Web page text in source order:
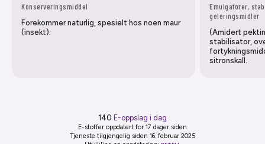
Konserveringsmiddel
Forekommer naturlig, spesielt hos noen maur
(insekt).
Emulgatorer,
geleringsmidler
(Amidert
stabilisator,
sitronskall.
140 E-oppslag i dag
E-stoffer oppdatert for 17 dager siden
Tjeneste tilgjengelig siden 16. februar 2025